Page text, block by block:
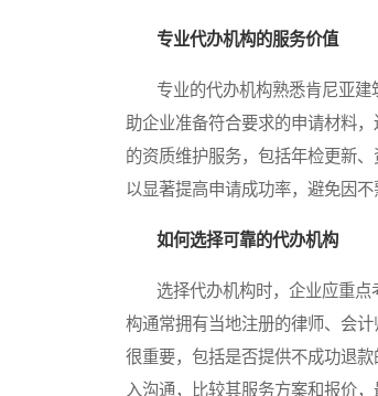
专业代办机构的服务价值
专业的代办机构熟悉肯尼亚建
助企业准备符合要求的申请材料
的资质维护服务，包括年检更新
以显著提高申请成功率，避免因不
如何选择可靠的代办机构
选择代办机构时，企业应重点
构通常拥有当地注册的律师、会
很重要，包括是否提供不成功退
入沟通，比较其服务方案和报价，